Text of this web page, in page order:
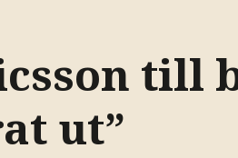
till
ut”